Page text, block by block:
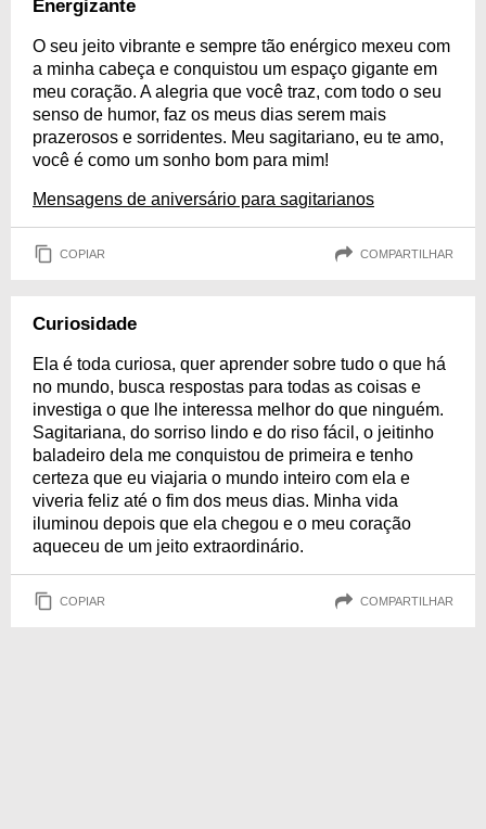
Energizante
O seu jeito vibrante e sempre tão enérgico mexeu com
a minha cabeça e conquistou um espaço gigante em
meu coração. A alegria que você traz, com todo o seu
senso de humor, faz os meus dias serem mais
prazerosos e sorridentes. Meu sagitariano, eu te amo,
você é como um sonho bom para mim!
Mensagens de aniversário para sagitarianos
COPIAR COMPARTILHAR
Curiosidade
Ela é toda curiosa, quer aprender sobre tudo o que há
no mundo, busca respostas para todas as coisas e
investiga o que lhe interessa melhor do que ninguém.
Sagitariana, do sorriso lindo e do riso fácil, o jeitinho
baladeiro dela me conquistou de primeira e tenho
certeza que eu viajaria o mundo inteiro com ela e
viveria feliz até o fim dos meus dias. Minha vida
iluminou depois que ela chegou e o meu coração
aqueceu de um jeito extraordinário.
COPIAR COMPARTILHAR